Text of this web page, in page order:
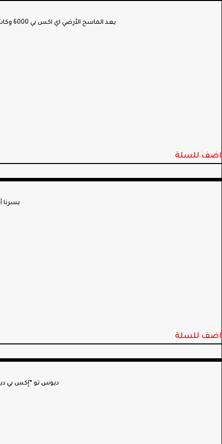
يعد الماسح الأرضي اي اكس بي 6000 وكاشف المعادن ثلاثي الأبعاد أحد أفضل أدوات الكشف في OKM للباحثين عن الكنوز وكاشفات المعادن وعلماء الآثار والمنقبين
اضف للسلة
يسرنا
اضف للسلة
ديوس تو “إكس بي ديوس 2” هو جهازك المناسب للوصف تمامًا. مصمم للباحثين عن الكنوز